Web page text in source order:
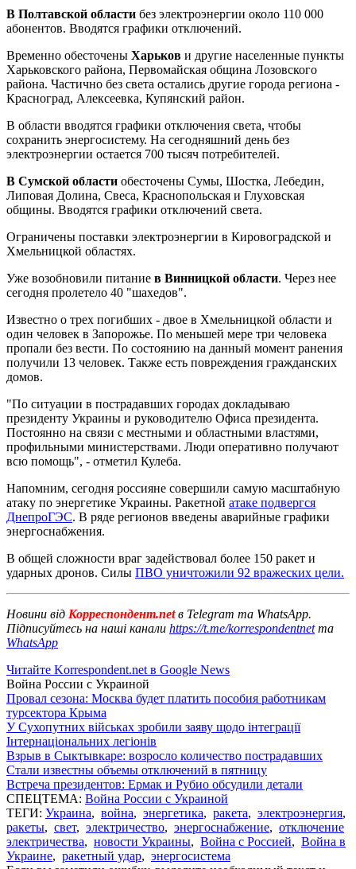
В Полтавской области без электроэнергии около 110 000
абонентов. Вводятся графики отключений.
Временно обесточены Харьков и другие населенные пункты
Харьковского района, Первомайская община Лозовского
района. Частично без света остались другие города региона -
Красноград, Алексеевка, Купянский район.
В области вводятся графики отключения света, чтобы
сохранить энергосистему. На сегодняшний день без
электроэнергии остается 700 тысяч потребителей.
В Сумской области обесточены Сумы, Шостка, Лебедин,
Липовая Долина, Свеса, Краснопольская и Глуховская
общины. Вводятся графики отключений света.
Ограничены поставки электроэнергии в Кировоградской и
Хмельницкой областях.
Уже возобновили питание в Винницкой области. Через нее
сегодня пролетело 40 "шахедов".
Известно о трех погибших - двое в Хмельницкой области и
один человек в Запорожье. По меньшей мере три человека
пропали без вести. По состоянию на данный момент ранения
получили 13 человек. Также есть повреждения гражданских
домов.
"По ситуации в пострадавших городах докладываю
президенту Украины и руководителю Офиса президента.
Постоянно на связи с местными и областными властями,
профильными министерствами. Люди оперативно получают
всю помощь", - отметил Кулеба.
Напомним, сегодня россияне совершили самую масштабную
атаку по энергетике Украины. Ракетной атаке подвергся
ДнепроГЭС. В ряде регионов введены аварийные графики
энергоснабжения.
В общей сложности враг задействовал более 150 ракет и
ударных дронов. Силы ПВО уничтожили 92 вражеских цели.
Новини від Корреспондент.netв Telegram та WhatsApp.
Підписуйтесь на наші канали https://t.me/korrespondentnetта
WhatsApp
Читайте Korrespondent.net в Google News
Война России с Украиной
Провал сезона: Москва будет платить пособия работникам
турсектора Крыма
У Сухопутних військах зробили заяву щодо інтеграції
Інтернаціональних легіонів
Взрыв в Сыктывкаре: возросло количество пострадавших
Стали известны объемы отключений в пятницу
Встреча президентов: Ермак и Рубио обсудили детали
СПЕЦТЕМА: Война России с Украиной
ТЕГИ: Украина, война, энергетика, ракета, электроэнергия,
ракеты, свет, электричество, энергоснабжение, отключение
электричества, новости Украины, Война с Россией, Война в
Украине, ракетный удар, энергосистема